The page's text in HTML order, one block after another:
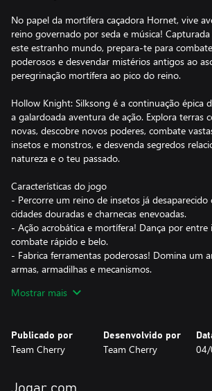
No papel da mortífera caçadora Hornet, vive
reino governado por seda e música!
este estranho mundo, prepara-te para
poderosos e desvendar mistérios antigos ao
peregrinação mortífera ao pico do reino.
Hollow Knight: Silksong é a continuação épica
a galardoada aventura de ação. Explora terras
novas, descobre novos poderes, combate
insetos e monstros, e desvenda segredos
natureza e o teu passado.
Características do jogo
- Percorre um reino de insetos já desaparecido
cidades douradas e charnecas enevoadas.
- Ação acrobática e mortífera! Dança por entre
combate rápido e belo.
- Fabrica ferramentas poderosas! Domina um
armas, armadilhas e mecanismos.
esperança de volta para o reino.
- Descobre uma deslumbrante banda sonora
galardoado compositor de Hollow Knight,
Mostrar mais
Publicado por
Team Cherry
Desenvolvido por
Team Cherry
Jogar com